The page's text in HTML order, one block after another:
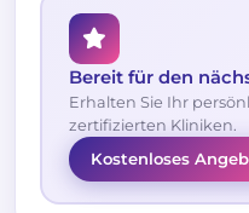
Bereit für den
Erhalten Sie Ihr
zertifizierten Kliniken.
Kostenloses